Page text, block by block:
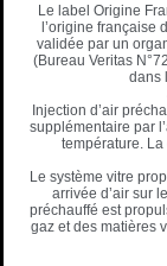
Le label Origine
l’origine française
validée par un
(Bureau Veritas
dans
Injection d’air
supplémentaire par
température.
Le système vitre
arrivée d’air sur
préchauffé est
gaz et des matières